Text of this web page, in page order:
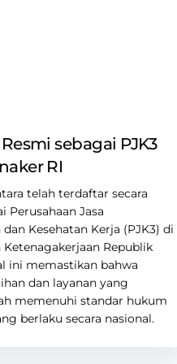
sebagai PJK3
RI
telah terdaftar secara
Perusahaan Jasa
Kesehatan Kerja (PJK3) di
Ketenagakerjaan Republik
ini memastikan bahwa
dan layanan yang
memenuhi standar hukum
berlaku secara nasional.